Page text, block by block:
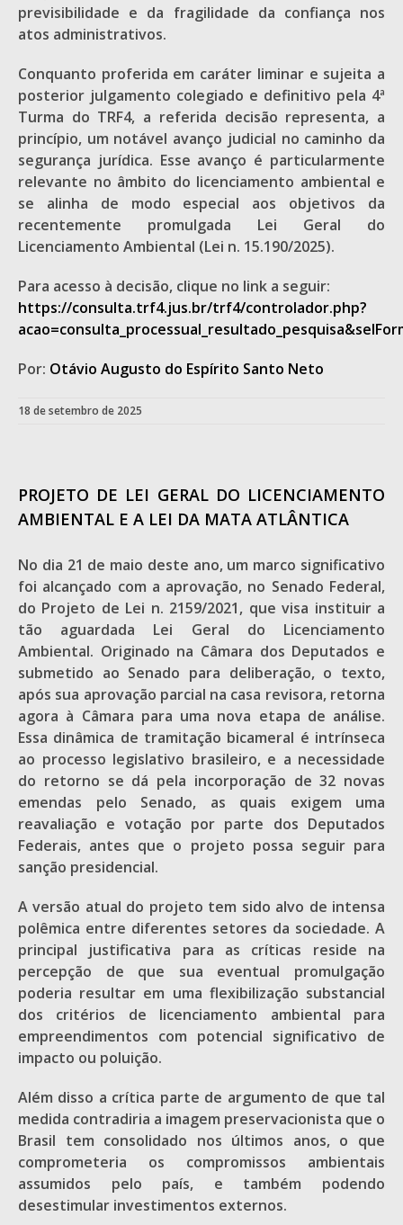
previsibilidade e da fragilidade da confiança nos
atos administrativos.
Conquanto proferida em caráter liminar e sujeita a
posterior julgamento colegiado e definitivo pela 4ª
Turma do TRF4, a referida decisão representa, a
princípio, um notável avanço judicial no caminho da
segurança jurídica. Esse avanço é particularmente
relevante no âmbito do licenciamento ambiental e
se alinha de modo especial aos objetivos da
recentemente promulgada Lei Geral do
Licenciamento Ambiental (Lei n. 15.190/2025).
Para acesso à decisão, clique no link a seguir:
https://consulta.trf4.jus.br/trf4/controlador.php?
Por: Otávio Augusto do Espírito Santo Neto
18 de setembro de 2025
PROJETO DE LEI GERAL DO LICENCIAMENTO
AMBIENTAL E A LEI DA MATA ATLÂNTICA
No dia 21 de maio deste ano, um marco significativo
foi alcançado com a aprovação, no Senado Federal,
do Projeto de Lei n. 2159/2021, que visa instituir a
tão aguardada Lei Geral do Licenciamento
Ambiental. Originado na Câmara dos Deputados e
submetido ao Senado para deliberação, o texto,
após sua aprovação parcial na casa revisora, retorna
agora à Câmara para uma nova etapa de análise.
Essa dinâmica de tramitação bicameral é intrínseca
ao processo legislativo brasileiro, e a necessidade
do retorno se dá pela incorporação de 32 novas
emendas pelo Senado, as quais exigem uma
reavaliação e votação por parte dos Deputados
Federais, antes que o projeto possa seguir para
sanção presidencial.
A versão atual do projeto tem sido alvo de intensa
polêmica entre diferentes setores da sociedade. A
principal justificativa para as críticas reside na
percepção de que sua eventual promulgação
poderia resultar em uma flexibilização substancial
dos critérios de licenciamento ambiental para
empreendimentos com potencial significativo de
impacto ou poluição.
Além disso a crítica parte de argumento de que tal
medida contradiria a imagem preservacionista que o
Brasil tem consolidado nos últimos anos, o que
comprometeria os compromissos ambientais
assumidos pelo país, e também podendo
desestimular investimentos externos.